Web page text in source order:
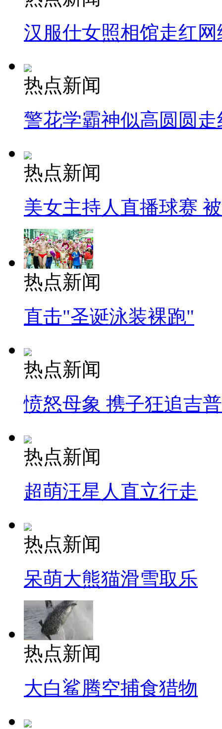
汉服仕女照相馆走红网
热点新闻
警花学霸神似高圆圆走
热点新闻
美女主持人直播球赛
热点新闻
直击"圣诞泳装裸跑"
热点新闻
愤怒母象 携子狂追吉
热点新闻
超萌汪星人直立行走
热点新闻
呆萌大熊猫滑雪取乐
热点新闻
大白鲨腾空捕食猎物